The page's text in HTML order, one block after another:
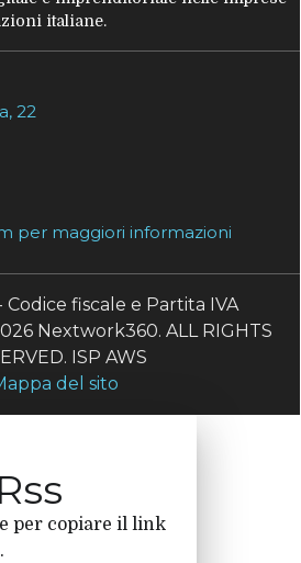
italiane.
22
per maggiori informazioni
fiscale e Partita IVA
Nextwork360. ALL RIGHTS
ISP AWS
del sito
per copiare il link